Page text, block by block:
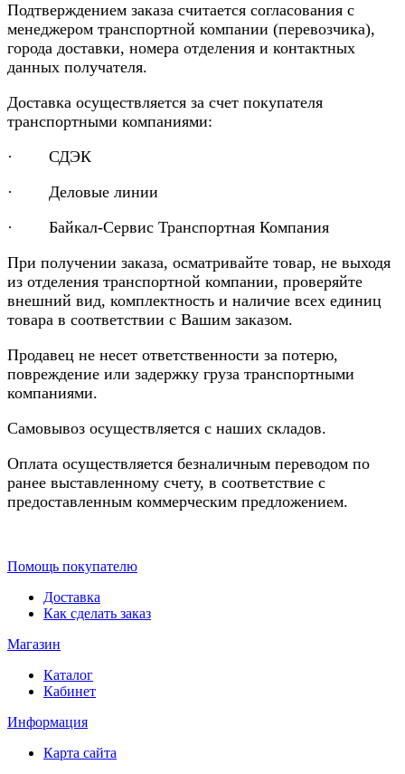
Подтверждением заказа считается согласования с
менеджером транспортной компании (перевозчика),
города доставки, номера отделения и контактных
данных получателя.
Доставка осуществляется за счет покупателя
транспортными компаниями:
· СДЭК
· Деловые линии
· Байкал-Сервис Транспортная Компания
При получении заказа, осматривайте товар, не выходя
из отделения транспортной компании, проверяйте
внешний вид, комплектность и наличие всех единиц
товара в соответствии с Вашим заказом.
Продавец не несет ответственности за потерю,
повреждение или задержку груза транспортными
компаниями.
Самовывоз осуществляется с наших складов.
Оплата осуществляется безналичным переводом по
ранее выставленному счету, в соответствие с
предоставленным коммерческим предложением.
Помощь покупателю
Доставка
Как сделать заказ
Магазин
Каталог
Кабинет
Информация
Карта сайта